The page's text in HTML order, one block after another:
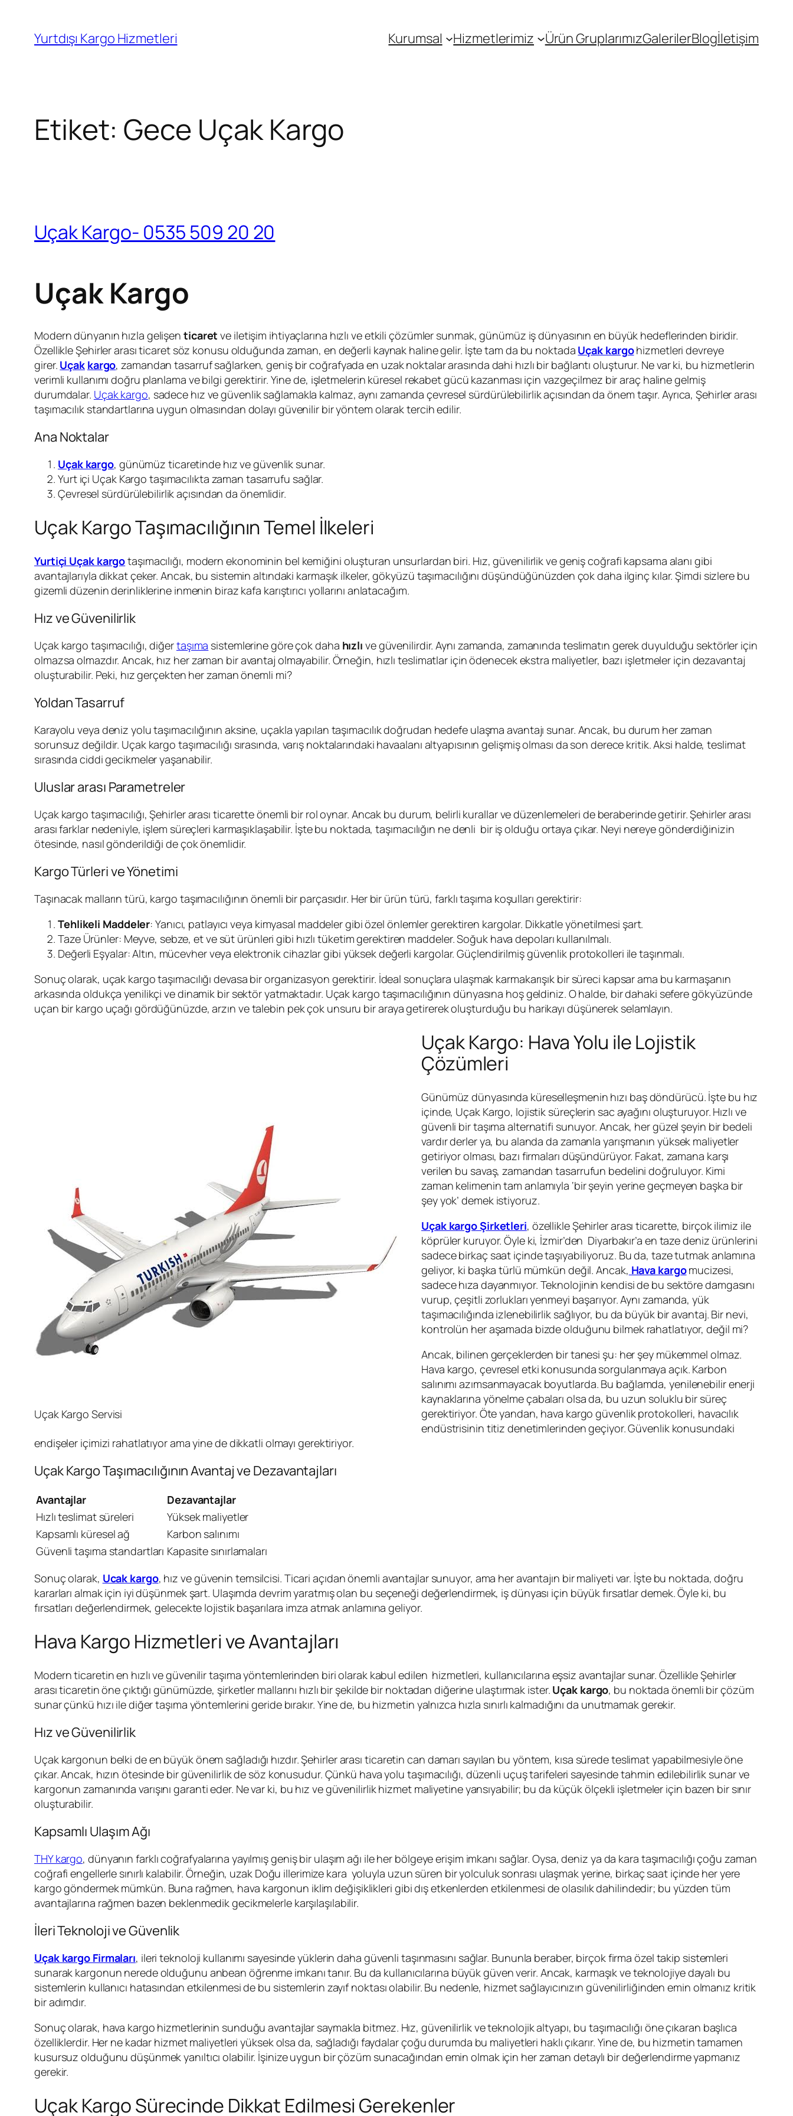
Yurtdışı Kargo Hizmetleri Kurumsal Hizmetlerimiz Ürün GruplarımızGalerilerBlogİletişim
Etiket: Gece Uçak Kargo
Uçak Kargo- 0535 509 20 20
Uçak Kargo
Modern dünyanın hızla gelişen ticaret ve iletişim ihtiyaçlarına hızlı ve etkili çözümler sunmak, günümüz iş dünyasının en büyük hedeflerinden biridir.
Özellikle Şehirler arası ticaret söz konusu olduğunda zaman, en değerli kaynak haline gelir. İşte tam da bu noktada Uçak kargohizmetleri devreye
girer. Uçak kargo, zamandan tasarruf sağlarken, geniş bir coğrafyada en uzak noktalar arasında dahi hızlı bir bağlantı oluşturur. Ne var ki, bu hizmetlerin
verimli kullanımı doğru planlama ve bilgi gerektirir. Yine de, işletmelerin küresel rekabet gücü kazanması için vazgeçilmez bir araç haline gelmiş
durumdalar. Uçak kargo, sadece hız ve güvenlik sağlamakla kalmaz, aynı zamanda çevresel sürdürülebilirlik açısından da önem taşır. Ayrıca, Şehirler arası
taşımacılık standartlarına uygun olmasından dolayı güvenilir bir yöntem olarak tercih edilir.
Ana Noktalar
Uçak kargo, günümüz ticaretinde hız ve güvenlik sunar.
Yurt içi Uçak Kargo taşımacılıkta zaman tasarrufu sağlar.
Çevresel sürdürülebilirlik açısından da önemlidir.
Uçak Kargo Taşımacılığının Temel İlkeleri
Yurtiçi Uçak kargotaşımacılığı, modern ekonominin bel kemiğini oluşturan unsurlardan biri. Hız, güvenilirlik ve geniş coğrafi kapsama alanı gibi
avantajlarıyla dikkat çeker. Ancak, bu sistemin altındaki karmaşık ilkeler, gökyüzü taşımacılığını düşündüğünüzden çok daha ilginç kılar. Şimdi sizlere bu
gizemli düzenin derinliklerine inmenin biraz kafa karıştırıcı yollarını anlatacağım.
Hız ve Güvenilirlik
Uçak kargo taşımacılığı, diğertaşıma sistemlerine göre çok daha hızlı ve güvenilirdir. Aynı zamanda, zamanında teslimatın gerek duyulduğu sektörler için
olmazsa olmazdır. Ancak, hız her zaman bir avantaj olmayabilir. Örneğin, hızlı teslimatlar için ödenecek ekstra maliyetler, bazı işletmeler için dezavantaj
oluşturabilir. Peki, hız gerçekten her zaman önemli mi?
Yoldan Tasarruf
Karayolu veya deniz yolu taşımacılığının aksine, uçakla yapılan taşımacılık doğrudan hedefe ulaşma avantajı sunar. Ancak, bu durum her zaman
sorunsuz değildir. Uçak kargo taşımacılığı sırasında, varış noktalarındaki havaalanı altyapısının gelişmiş olması da son derece kritik. Aksi halde, teslimat
sırasında ciddi gecikmeler yaşanabilir.
Uluslar arası Parametreler
Uçak kargo taşımacılığı, Şehirler arası ticarette önemli bir rol oynar. Ancak bu durum, belirli kurallar ve düzenlemeleri de beraberinde getirir. Şehirler arası
arası farklar nedeniyle, işlem süreçleri karmaşıklaşabilir. İşte bu noktada, taşımacılığın ne denli bir iş olduğu ortaya çıkar. Neyi nereye gönderdiğinizin
ötesinde, nasıl gönderildiği de çok önemlidir.
Kargo Türleri ve Yönetimi
Taşınacak malların türü, kargo taşımacılığının önemli bir parçasıdır. Her bir ürün türü, farklı taşıma koşulları gerektirir:
Tehlikeli Maddeler: Yanıcı, patlayıcı veya kimyasal maddeler gibi özel önlemler gerektiren kargolar. Dikkatle yönetilmesi şart.
Taze Ürünler: Meyve, sebze, et ve süt ürünleri gibi hızlı tüketim gerektiren maddeler. Soğuk hava depoları kullanılmalı.
Değerli Eşyalar: Altın, mücevher veya elektronik cihazlar gibi yüksek değerli kargolar. Güçlendirilmiş güvenlik protokolleri ile taşınmalı.
Sonuç olarak, uçak kargo taşımacılığı devasa bir organizasyon gerektirir. İdeal sonuçlara ulaşmak karmakarışık bir süreci kapsar ama bu karmaşanın
arkasında oldukça yenilikçi ve dinamik bir sektör yatmaktadır. Uçak kargo taşımacılığının dünyasına hoş geldiniz. O halde, bir dahaki sefere gökyüzünde
uçan bir kargo uçağı gördüğünüzde, arzın ve talebin pek çok unsuru bir araya getirerek oluşturduğu bu harikayı düşünerek selamlayın.
Uçak Kargo Servisi
Uçak Kargo: Hava Yolu ile Lojistik
Çözümleri
Günümüz dünyasında küreselleşmenin hızı baş döndürücü. İşte bu hız
içinde, Uçak Kargo, lojistik süreçlerin sac ayağını oluşturuyor. Hızlı ve
güvenli bir taşıma alternatifi sunuyor. Ancak, her güzel şeyin bir bedeli
vardır derler ya, bu alanda da zamanla yarışmanın yüksek maliyetler
getiriyor olması, bazı firmaları düşündürüyor. Fakat, zamana karşı
verilen bu savaş, zamandan tasarrufun bedelini doğruluyor. Kimi
zaman kelimenin tam anlamıyla ‘bir şeyin yerine geçmeyen başka bir
şey yok’ demek istiyoruz.
Uçak kargo Şirketleri, özellikle Şehirler arası ticarette, birçok ilimiz ile
köprüler kuruyor. Öyle ki, İzmir’den Diyarbakır’a en taze deniz ürünlerini
sadece birkaç saat içinde taşıyabiliyoruz. Bu da, taze tutmak anlamına
geliyor, ki başka türlü mümkün değil. Ancak, Hava kargomucizesi,
sadece hıza dayanmıyor. Teknolojinin kendisi de bu sektöre damgasını
vurup, çeşitli zorlukları yenmeyi başarıyor. Aynı zamanda, yük
taşımacılığında izlenebilirlik sağlıyor, bu da büyük bir avantaj. Bir nevi,
kontrolün her aşamada bizde olduğunu bilmek rahatlatıyor, değil mi?
Ancak, bilinen gerçeklerden bir tanesi şu: her şey mükemmel olmaz.
Hava kargo, çevresel etki konusunda sorgulanmaya açık. Karbon
salınımı azımsanmayacak boyutlarda. Bu bağlamda, yenilenebilir enerji
kaynaklarına yönelme çabaları olsa da, bu uzun soluklu bir süreç
gerektiriyor. Öte yandan, hava kargo güvenlik protokolleri, havacılık
endüstrisinin titiz denetimlerinden geçiyor. Güvenlik konusundaki
endişeler içimizi rahatlatıyor ama yine de dikkatli olmayı gerektiriyor.
Uçak Kargo Taşımacılığının Avantaj ve Dezavantajları
Avantajlar
Dezavantajlar
Hızlı teslimat süreleri
Yüksek maliyetler
Kapsamlı küresel ağ
Karbon salınımı
Güvenli taşıma standartları Kapasite sınırlamaları
Sonuç olarak, Ucak kargo, hız ve güvenin temsilcisi. Ticari açıdan önemli avantajlar sunuyor, ama her avantajın bir maliyeti var. İşte bu noktada, doğru
kararları almak için iyi düşünmek şart. Ulaşımda devrim yaratmış olan bu seçeneği değerlendirmek, iş dünyası için büyük fırsatlar demek. Öyle ki, bu
fırsatları değerlendirmek, gelecekte lojistik başarılara imza atmak anlamına geliyor.
Hava Kargo Hizmetleri ve Avantajları
Modern ticaretin en hızlı ve güvenilir taşıma yöntemlerinden biri olarak kabul edilen hizmetleri, kullanıcılarına eşsiz avantajlar sunar. Özellikle Şehirler
arası ticaretin öne çıktığı günümüzde, şirketler mallarını hızlı bir şekilde bir noktadan diğerine ulaştırmak ister. Uçak kargo, bu noktada önemli bir çözüm
sunar çünkü hızı ile diğer taşıma yöntemlerini geride bırakır. Yine de, bu hizmetin yalnızca hızla sınırlı kalmadığını da unutmamak gerekir.
Hız ve Güvenilirlik
Uçak kargonun belki de en büyük önem sağladığı hızdır. Şehirler arası ticaretin can damarı sayılan bu yöntem, kısa sürede teslimat yapabilmesiyle öne
çıkar. Ancak, hızın ötesinde bir güvenilirlik de söz konusudur. Çünkü hava yolu taşımacılığı, düzenli uçuş tarifeleri sayesinde tahmin edilebilirlik sunar ve
kargonun zamanında varışını garanti eder. Ne var ki, bu hız ve güvenilirlik hizmet maliyetine yansıyabilir; bu da küçük ölçekli işletmeler için bazen bir sınır
oluşturabilir.
Kapsamlı Ulaşım Ağı
THY kargo, dünyanın farklı coğrafyalarına yayılmış geniş bir ulaşım ağı ile her bölgeye erişim imkanı sağlar. Oysa, deniz ya da kara taşımacılığı çoğu zaman
coğrafi engellerle sınırlı kalabilir. Örneğin, uzak Doğu illerimize kara yoluyla uzun süren bir yolculuk sonrası ulaşmak yerine, birkaç saat içinde her yere
kargo göndermek mümkün. Buna rağmen, hava kargonun iklim değişiklikleri gibi dış etkenlerden etkilenmesi de olasılık dahilindedir; bu yüzden tüm
avantajlarına rağmen bazen beklenmedik gecikmelerle karşılaşılabilir.
İleri Teknoloji ve Güvenlik
Uçak kargo Firmaları, ileri teknoloji kullanımı sayesinde yüklerin daha güvenli taşınmasını sağlar. Bununla beraber, birçok firma özel takip sistemleri
sunarak kargonun nerede olduğunu anbean öğrenme imkanı tanır. Bu da kullanıcılarına büyük güven verir. Ancak, karmaşık ve teknolojiye dayalı bu
sistemlerin kullanıcı hatasından etkilenmesi de bu sistemlerin zayıf noktası olabilir. Bu nedenle, hizmet sağlayıcınızın güvenilirliğinden emin olmanız kritik
bir adımdır.
Sonuç olarak, hava kargo hizmetlerinin sunduğu avantajlar saymakla bitmez. Hız, güvenilirlik ve teknolojik altyapı, bu taşımacılığı öne çıkaran başlıca
özelliklerdir. Her ne kadar hizmet maliyetleri yüksek olsa da, sağladığı faydalar çoğu durumda bu maliyetleri haklı çıkarır. Yine de, bu hizmetin tamamen
kusursuz olduğunu düşünmek yanıltıcı olabilir. İşinize uygun bir çözüm sunacağından emin olmak için her zaman detaylı bir değerlendirme yapmanız
gerekir.
Uçak Kargo Sürecinde Dikkat Edilmesi Gerekenler